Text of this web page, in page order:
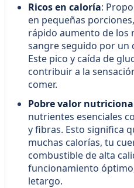
Ricos en caloría:
en pequeñas
rápido aumento de los
sangre seguido por un
Este pico y caída de
contribuir a la
comer.
Pobre valor
nutrientes esenciales
y fibras. Esto significa
muchas calorías, tu
combustible de alta
funcionamiento
letargo.